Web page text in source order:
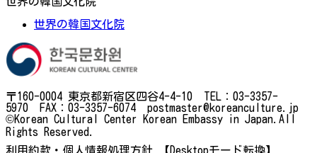
世界の韓国文化院
〒160-0004 東京都新宿区四谷4-4-10 TEL：03-3357-
5970 FAX：03-3357-6074 postmaster@koreanculture.jp
©Korean Cultural Center Korean Embassy in Japan.All
Rights Reserved.
利用約款・個人情報処理方針
【Desktopモード転換】